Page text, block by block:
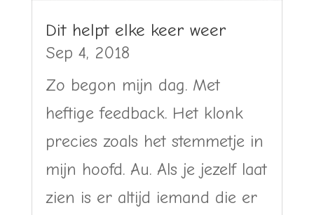
Dit helpt elke keer weer
Sep 4, 2018
Zo begon mijn dag. Met
heftige feedback. Het klonk
precies zoals het stemmetje in
mijn hoofd. Au. Als je jezelf laat
zien is er altijd iemand die er